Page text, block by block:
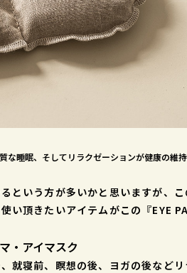
睡眠、そしてリラクゼーションが健康の維持
という方が多いかと思いますが、
い頂きたいアイテムがこの『EYE
・アイマスク
就寝前、瞑想の後、ヨガの後などリ